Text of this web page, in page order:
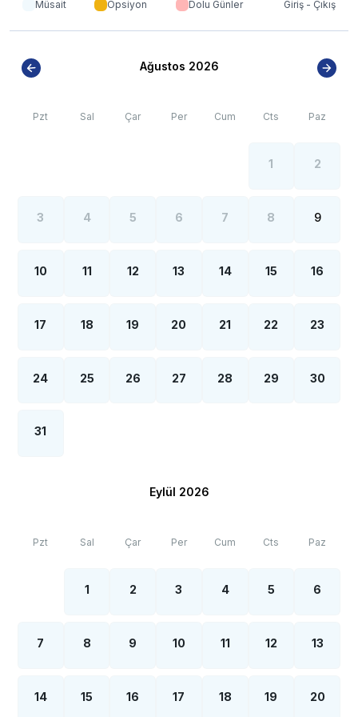
nüfus artışı sebebiyle; bölge genelinde nadiren de
Müsait Opsiyon Dolu Günler Giriş - Çıkış
Ağustos 2026
Pzt Sal Çar Per Cum Cts Paz
1 2
3 4 5 6 7 8 9
10 11 12 13 14 15 16
17 18 19 20 21 22 23
24 25 26 27 28 29 30
31
Eylül 2026
Pzt Sal Çar Per Cum Cts Paz
1 2 3 4 5 6
7 8 9 10 11 12 13
14 15 16 17 18 19 20